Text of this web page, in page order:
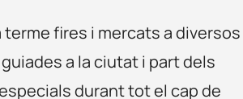
fires i mercats a diversos
a la ciutat i part dels
durant tot el cap de